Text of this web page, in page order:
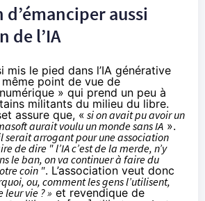
d’émanciper aussi
de l’IA
mis le pied dans l’IA générative
point de vue de
» qui prend un peu à
militants du milieu du libre.
assure que, « si on avait pu avoir un
aurait voulu un monde sans IA ».
serait arrogant pour une association
de dire " l’IA c’est de la merde, n’y
le ban, on va continuer à faire du
coin ". L’association veut donc
ou, comment les gens l’utilisent,
vie ? » et revendique de